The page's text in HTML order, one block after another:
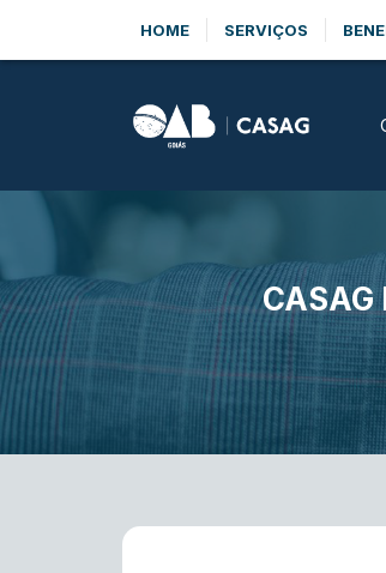
HOME SERVIÇOS
CASAG